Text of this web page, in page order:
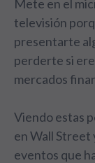
Mete en el
televisión
presentarte
perderte si
mercados
Viendo estas
en Wall Street
eventos que